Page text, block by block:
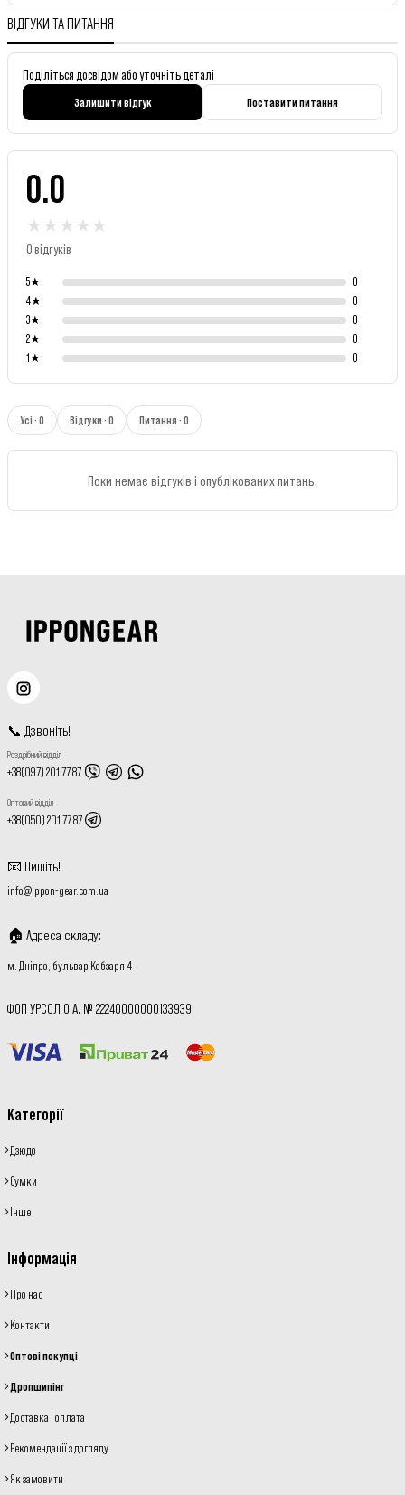
ВІДГУКИ ТА ПИТАННЯ
Поділіться досвідом або уточніть деталі
Залишити відгук Поставити питання
0.0
★ ★ ★ ★ ★
0 відгуків
5★
0
4★
0
3★
0
2★
0
1★ 0
Усі · 0 Відгуки · 0 Питання · 0
Поки немає відгуків і опублікованих питань.
📞 Дзвоніть!
Роздрібний відділ
+38(097) 201 77 87
Оптовий відділ
+38(050) 201 77 87
📧 Пишіть!
info@ippon-gear.com.ua
🏠 Адреса складу:
м. Дніпро, бульвар Кобзаря 4
ФОП УРСОЛ О.А. № 22240000000133939
Категорії
Дзюдо
Сумки
Інше
Інформація
Про нас
Контакти
Оптові покупці
Дропшипінг
Доставка і оплата
Рекомендації з догляду
Як замовити